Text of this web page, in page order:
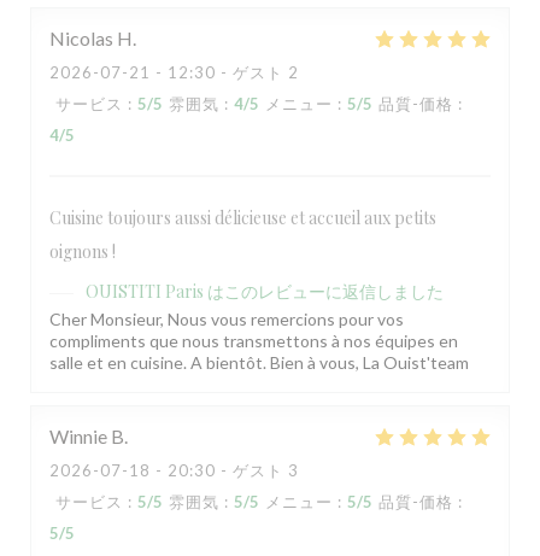
Nicolas H
2026-07-21 - 12:30 - ゲスト 2
サービス : 5/5 雰囲気 : 4/5 メニュー : 5/5 品質-価格 :
4/5
Cuisine toujours aussi délicieuse et accueil aux petits
oignons !
OUISTITI Paris はこのレビューに返信しました
Cher Monsieur, Nous vous remercions pour vos
compliments que nous transmettons à nos équipes en
salle et en cuisine. A bientôt. Bien à vous, La Ouist'team
Winnie B
2026-07-18 - 20:30 - ゲスト 3
サービス : 5/5 雰囲気 : 5/5 メニュー : 5/5 品質-価格 :
5/5
OUISTITI Paris